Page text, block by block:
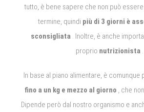
tutto, è bene sapere che non può
termine, quindi più di 3 giorni è
sconsigliata . Inoltre, è anche
proprio nutrizionista .
In base al piano alimentare, è comunque
fino a un kg e mezzo al giorno , che
Dipende però dal nostro organismo e